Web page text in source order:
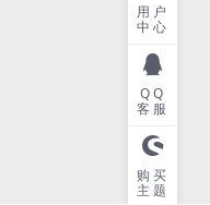
用户
中心
QQ
客服
购买
主题